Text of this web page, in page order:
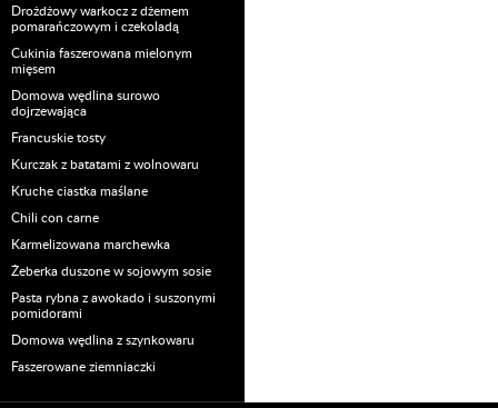
Drożdżowy warkocz z dżemem
pomarańczowym i czekoladą
Cukinia faszerowana mielonym
mięsem
Domowa wędlina surowo
dojrzewająca
Francuskie tosty
Kurczak z batatami z wolnowaru
Kruche ciastka maślane
Chili con carne
Karmelizowana marchewka
Żeberka duszone w sojowym sosie
Pasta rybna z awokado i suszonymi
pomidorami
Domowa wędlina z szynkowaru
Faszerowane ziemniaczki